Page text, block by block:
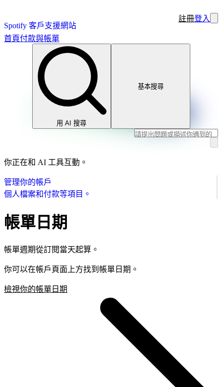
Spotify 客戶支援網站
註冊登入
首頁付款與帳單
用 AI 搜尋
基本搜尋
你正在和 AI 工具互動。
管理你的帳戶
個人檔案和付款等項目。
帳單日期
帳單週期從訂閱當天起算。
你可以在帳戶頁面上方找到帳單日期。
檢視你的帳單日期